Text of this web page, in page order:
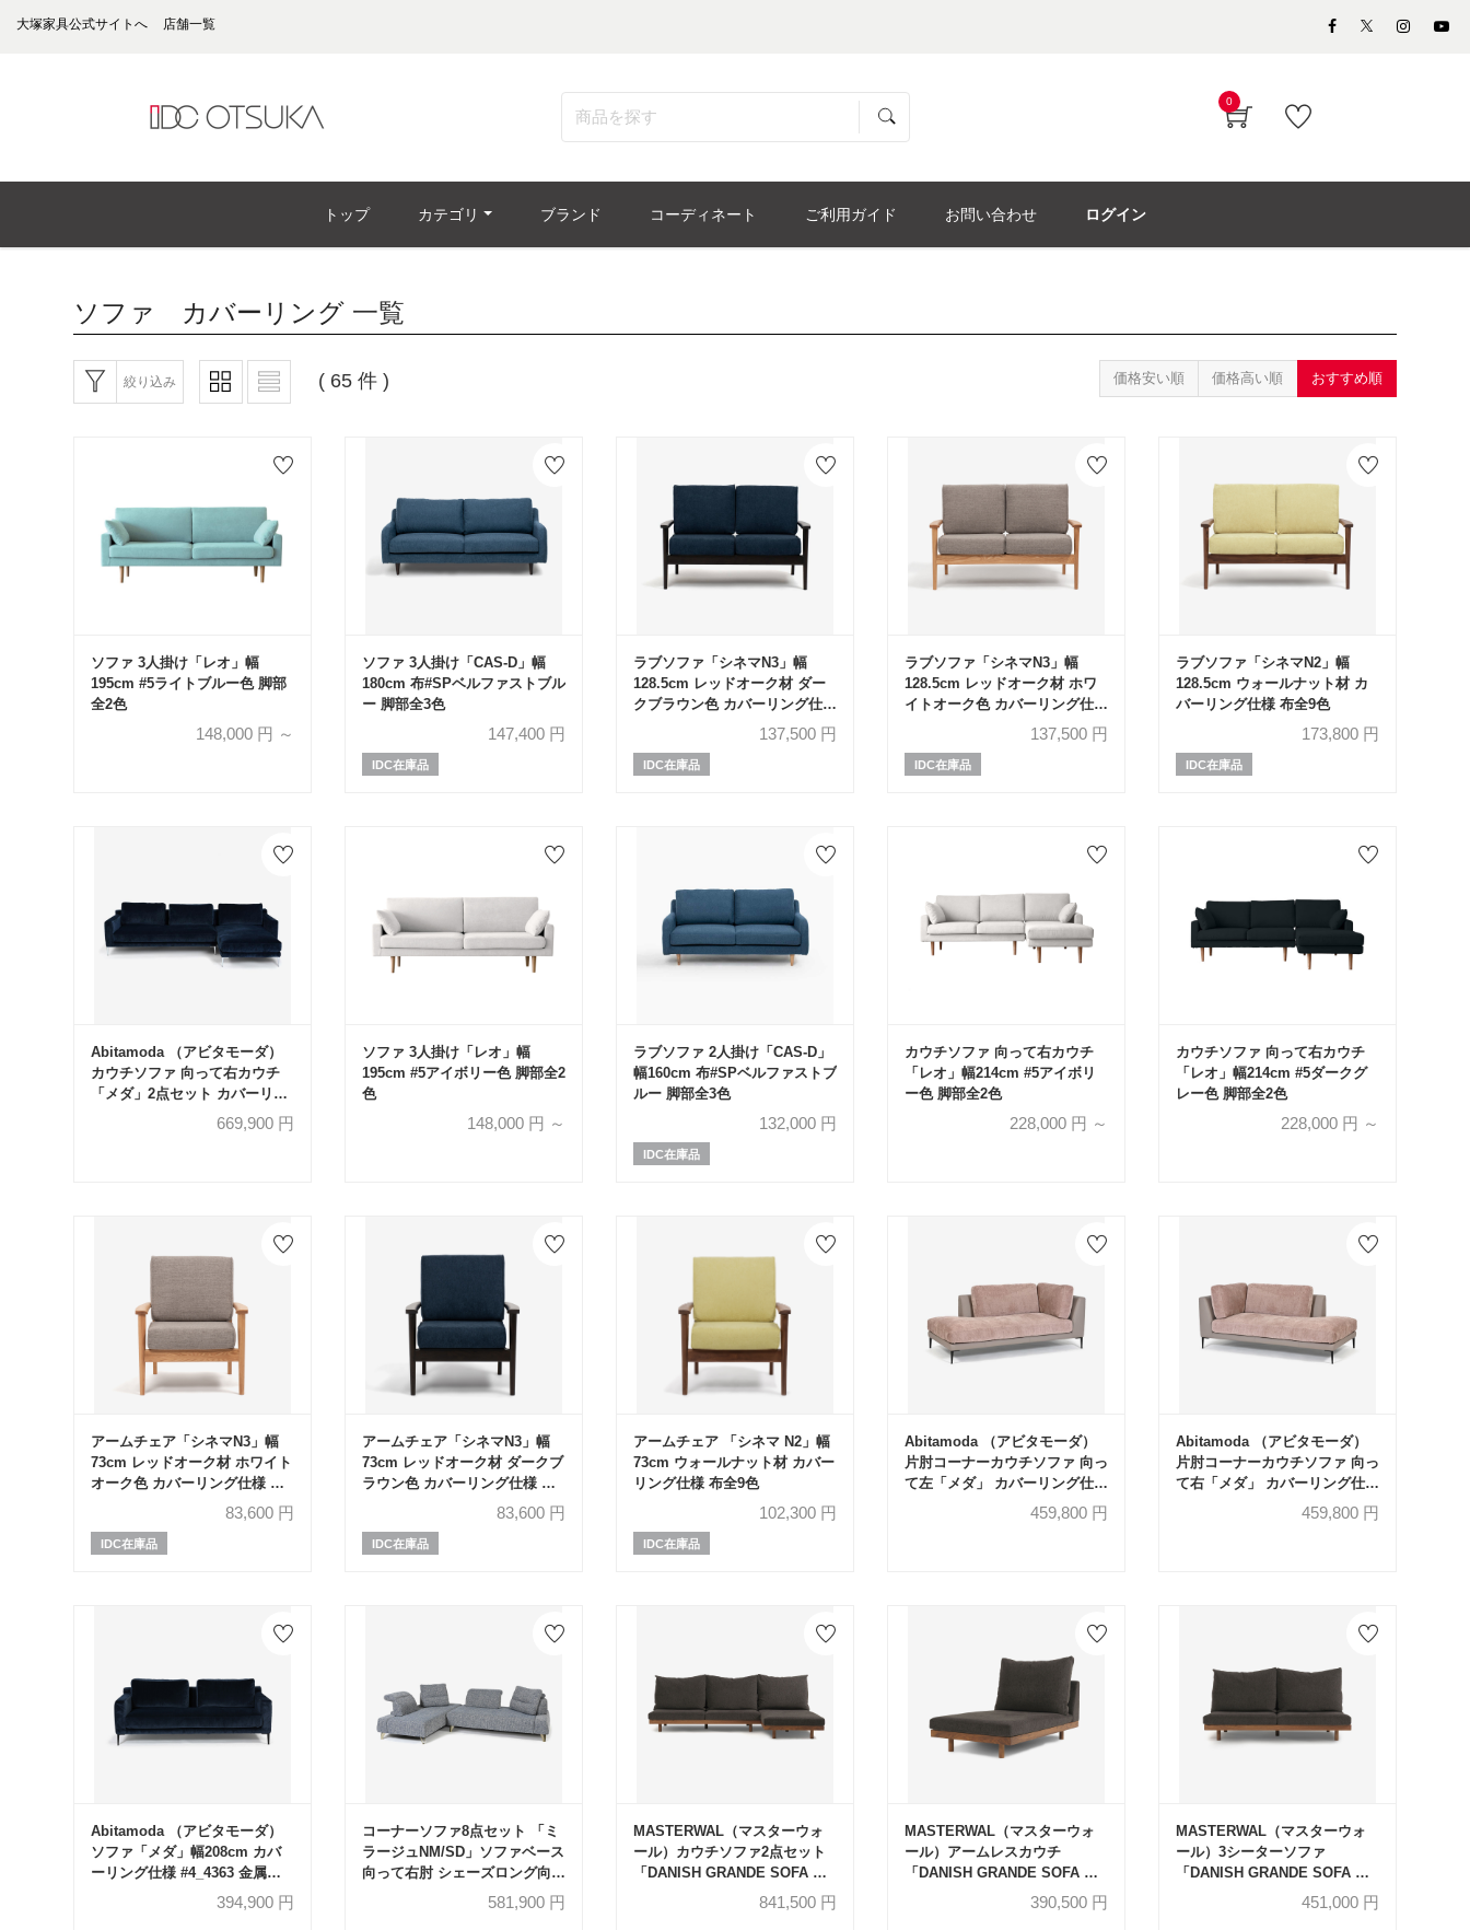
大塚家具公式サイトへ 店舗一覧
0
トップ カテゴリ ブランド コーディネート ご利用ガイド お問い合わせ ログイン
ソファ カバーリング 一覧
絞り込み ( 65 件 ) 価格安い順 価格高い順 おすすめ順
ソファ 3人掛け「レオ」幅
195cm #5ライトブルー色 脚部
全2色
148,000円 ～
ソファ 3人掛け「CAS-D」幅
180cm 布#SPベルファストブル
ー 脚部全3色
147,400円
IDC在庫品
ラブソファ「シネマN3」幅
128.5cm レッドオーク材 ダー
クブラウン色 カバーリング仕様
137,500 円
IDC在庫品
ラブソファ「シネマN3」幅
128.5cm レッドオーク材 ホワ
イトオーク色 カバーリング仕様
137,500 円
IDC在庫品
ラブソファ「シネマN2」幅
128.5cm ウォールナット材 カ
バーリング仕様 布全9色
173,800 円
IDC在庫品
Abitamoda （アビタモーダ）
カウチソファ 向って右カウチ
「メダ」2点セット カバーリン
グ仕様 #4_4363 金属脚全2色
669,900円
ソファ 3人掛け「レオ」幅
195cm #5アイボリー色 脚部全2
色
148,000円 ～
ラブソファ 2人掛け「CAS-D」
幅160cm 布#SPベルファストブ
ルー 脚部全3色
132,000 円
IDC在庫品
カウチソファ 向って右カウチ
「レオ」幅214cm #5アイボリ
ー色 脚部全2色
228,000 円 ～
カウチソファ 向って右カウチ
「レオ」幅214cm #5ダークグ
レー色 脚部全2色
228,000 円 ～
アームチェア「シネマN3」幅
73cm レッドオーク材 ホワイト
オーク色 カバーリング仕様 布
83,600円
IDC在庫品
アームチェア「シネマN3」幅
73cm レッドオーク材 ダークブ
ラウン色 カバーリング仕様 布
83,600円
IDC在庫品
アームチェア 「シネマ N2」幅
73cm ウォールナット材 カバー
リング仕様 布全9色
102,300 円
IDC在庫品
Abitamoda （アビタモーダ）
片肘コーナーカウチソファ 向っ
て左「メダ」 カバーリング仕様
布/革コンビ(布#6/6145 革L133)
金属脚全2色【受注生産品】
459,800 円
Abitamoda （アビタモーダ）
片肘コーナーカウチソファ 向っ
て右「メダ」 カバーリング仕様
布/革コンビ(布#6/6145 革L133)
金属脚全2色【受注生産品】
459,800 円
Abitamoda （アビタモーダ）
ソファ「メダ」幅208cm カバ
ーリング仕様 #4_4363 金属脚
全2色【受注生産品】394,900円
コーナーソファ8点セット 「ミ
ラージュNM/SD」ソファベース
向って右肘 シェーズロング向か
って左肘 カバーリング仕様 張
地#布B MNR81 ブルー色 金属
581,900円
MASTERWAL（マスターウォ
ール）カウチソファ2点セット
「DANISH GRANDE SOFA デ
ニッシュグランデソファ
DGSO-3S180-WN/DGSO-
841,500 円
MASTERWAL（マスターウォ
ール）アームレスカウチ
「DANISH GRANDE SOFA デ
ニッシュグランデソファ
DGSO-ALCC90-WN」幅90cm
390,500 円
MASTERWAL（マスターウォ
ール）3シーターソファ
「DANISH GRANDE SOFA デ
ニッシュグランデソファ
DGSO-3S180-WN」幅180cm
451,000 円